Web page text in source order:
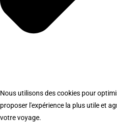
Nous utilisons des cookies pour
proposer l'expérience la plus utile et
votre voyage.